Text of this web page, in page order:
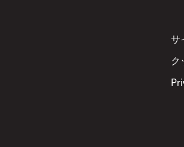
サ
ク